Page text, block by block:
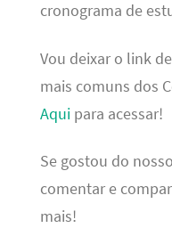
cronograma de
Vou deixar o link
mais comuns dos
Aquipara acessar!
Se gostou do
comentar e
mais!